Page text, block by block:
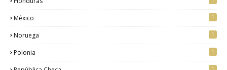
México 1
Noruega 1
Polonia 1